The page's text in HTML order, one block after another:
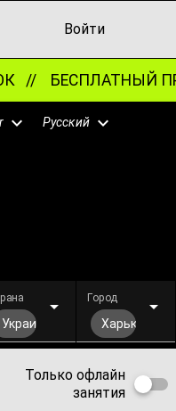
Войти
//БЕСПЛАТНЫЙ
Русский
Украина
Город
Харьков
Только офлайн
занятия